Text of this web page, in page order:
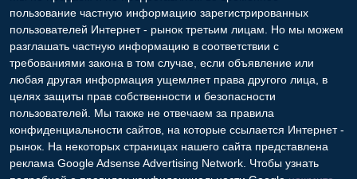
пользование частную информацию зарегистрированных
пользователей Интернет - рынок третьим лицам. Но мы можем
разглашать частную информацию в соответствии с
требованиями закона в том случае, если объявление или
любая другая информация ущемляет права другого лица, в
целях защиты прав собственности и безопасности
пользователей. Мы также не отвечаем за правила
конфиденциальности сайтов, на которые ссылается Интернет -
рынок. На некоторых страницах нашего сайта представлена
реклама Google Adsense Advertising Network. Чтобы узнать